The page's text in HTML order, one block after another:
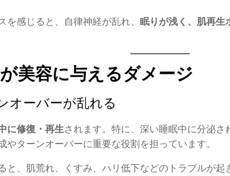
を感じると、自律神経が乱れ、 眠りが浅く、肌再生
美容に与えるダメージ
オーバーが乱れる
に修復・再生されます。特に、深い睡眠中に分泌さ
やターンオーバーに重要な役割を担っています。
と、肌荒れ、くすみ、ハリ低下などのトラブルが起